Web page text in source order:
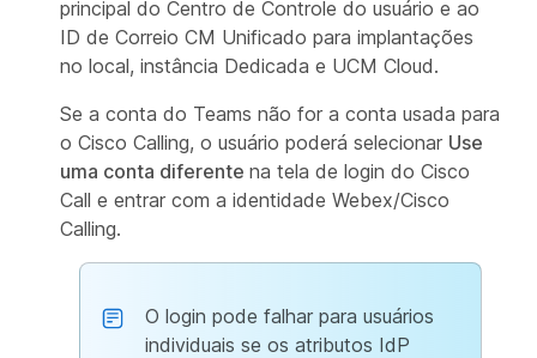
principal do Centro de Controle do usuário e ao
ID de Correio CM Unificado para implantações
no local, instância Dedicada e UCM Cloud.
Se a conta do Teams não for a conta usada para
o Cisco Calling, o usuário poderá selecionar Use
uma conta diferente na tela de login do Cisco
Call e entrar com a identidade Webex/Cisco
Calling.
O login pode falhar para usuários
individuais se os atributos IdP